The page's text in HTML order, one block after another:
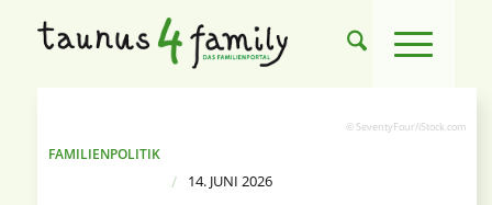
© SeventyFour/iStock.com
FAMILIENPOLITIK
/ 14. JUNI 2026